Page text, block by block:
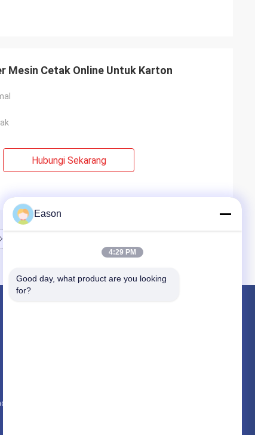
Mesin Cetak Online Untuk Karton
Hubungi Sekarang
Eason
4:29 PM
Good day, what product are you looking
for?